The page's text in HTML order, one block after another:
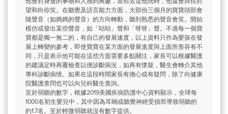
望和向你笑。在聽覺及語言能力方面，大部份三個月的寶寶頭部會
隨聲音（如媽媽的聲音）的方向轉動，聽到熟悉的聲音會笑。開始
模仿或發出某些聲音，如「咕咕」聲和「呀呀」聲。不過每一個寶
寶都是獨一無二的，有自己的發展速度，以上資料只作為嬰孩在發
展上轉變的參考，即使寶寶在某方面的發展進度與上面所形容有不
同，只是表示他可能在這些方面需要多點關注，家長可以根據醫護
的建議定時再覆檢查以便診斷病況，如再有懷疑，醫生會轉介其他
專科診斷病情。如果在這段時間家長有擔心或有疑問，除了向健康
院醫護查問也可以向兒科醫生查詢。
至於弱聽的數字，根據2019美國疾病防護中心資料顯示，全球每
1000名初生嬰兒中，其中因為耳蝸或聽覺神經受損而導致弱聽的
約1.7名。至於輕微弱聽就沒有數字提供。